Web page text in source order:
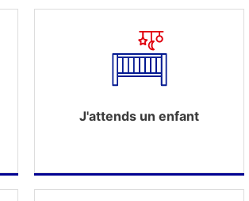
J'attends un enfant